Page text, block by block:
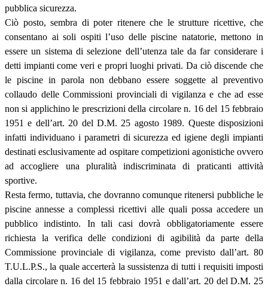
pubblica sicurezza.
Ciò posto, sembra di poter ritenere che le strutture ricettive, che
consentano ai soli ospiti l’uso delle piscine natatorie, mettono in
essere un sistema di selezione dell’utenza tale da far considerare i
detti impianti come veri e propri luoghi privati. Da ciò discende che
le piscine in parola non debbano essere soggette al preventivo
collaudo delle Commissioni provinciali di vigilanza e che ad esse
non si applichino le prescrizioni della circolare n. 16 del 15 febbraio
1951 e dell’art. 20 del D.M. 25 agosto 1989. Queste disposizioni
infatti individuano i parametri di sicurezza ed igiene degli impianti
destinati esclusivamente ad ospitare competizioni agonistiche ovvero
ad accogliere una pluralità indiscriminata di praticanti attività
sportive.
Resta fermo, tuttavia, che dovranno comunque ritenersi pubbliche le
piscine annesse a complessi ricettivi alle quali possa accedere un
pubblico indistinto. In tali casi dovrà obbligatoriamente essere
richiesta la verifica delle condizioni di agibilità da parte della
Commissione provinciale di vigilanza, come previsto dall’art. 80
T.U.L.P.S., la quale accerterà la sussistenza di tutti i requisiti imposti
dalla circolare n. 16 del 15 febbraio 1951 e dall’art. 20 del D.M. 25